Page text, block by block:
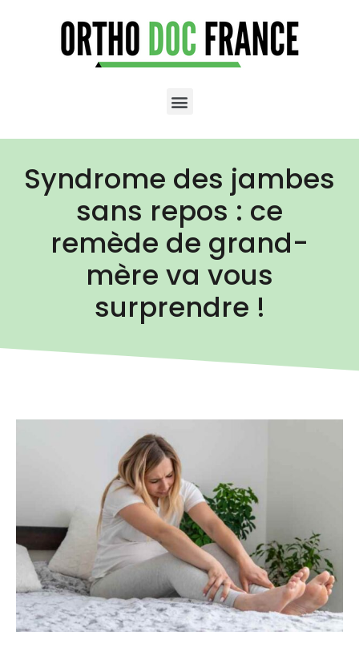
Syndrome des jambes
sans repos : ce
remède de grand-
mère va vous
surprendre !